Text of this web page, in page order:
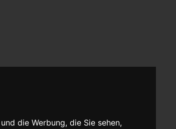
die Werbung, die Sie sehen,